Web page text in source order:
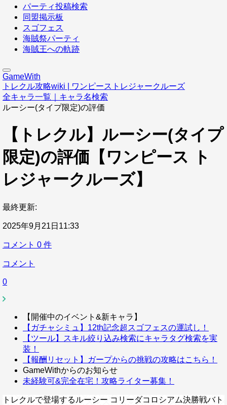
パーティ投稿検索
同盟掲示板
スゴフェス
海賊祭パーティ
海賊王への軌跡
GameWith
トレクル攻略wiki | ワンピーストレジャークルーズ
全キャラ一覧｜キャラ名検索
ルーシー(タイプ限定)の評価
【トレクル】ルーシー(タイプ
限定)の評価【ワンピース ト
レジャークルーズ】
最終更新:
2025年9月21日11:33
コメント 0 件
コメント
0
【開催中のイベント&新キャラ】
【ガチャシミュ】12th記念超スゴフェスの運試し！
【ツール】スキル絞り込み検索にキャラタグ検索を実
装！
【報酬リセット】ガープからの挑戦の攻略はこちら！
GameWithからのお知らせ
未経験可&完全在宅！攻略ライター募集！
トレクルで登場するルーシー コリーダコロシアム決勝戦バト